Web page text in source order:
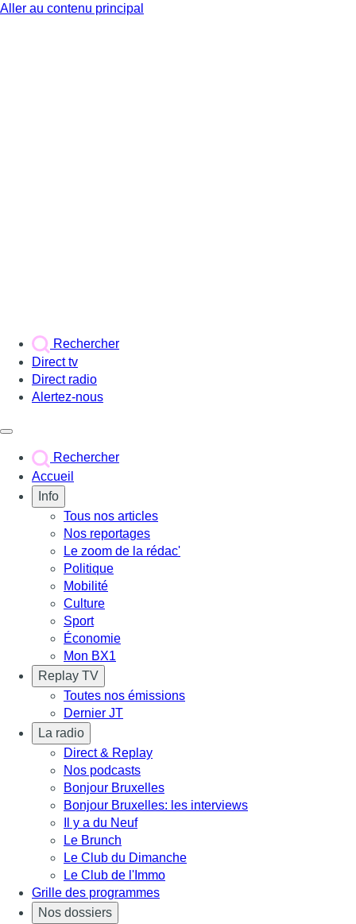
Aller au contenu principal
Rechercher
Direct tv
Direct radio
Alertez-nous
Rechercher
Accueil
Info
Tous nos articles
Nos reportages
Le zoom de la rédac'
Politique
Mobilité
Culture
Sport
Économie
Mon BX1
Replay TV
Toutes nos émissions
Dernier JT
La radio
Direct & Replay
Nos podcasts
Bonjour Bruxelles
Bonjour Bruxelles: les interviews
Il y a du Neuf
Le Brunch
Le Club du Dimanche
Le Club de l'Immo
Grille des programmes
Nos dossiers